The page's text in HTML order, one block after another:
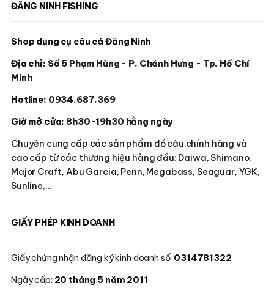
ĐĂNG NINH FISHING
Shop dụng cụ câu cá Đăng Ninh
Địa chỉ: Số 5 Phạm Hùng - P. Chánh Hưng - Tp. Hồ Chí
Minh
Hotline: 0934.687.369
Giờ mở cửa: 8h30-19h30 hằng ngày
Chuyên cung cấp các sản phẩm đồ câu chính hãng và
cao cấp từ các thương hiệu hàng đầu: Daiwa, Shimano,
Major Craft, Abu Garcia, Penn, Megabass, Seaguar, YGK,
Sunline,...
GIẤY PHÉP KINH DOANH
Giấy chứng nhận đăng ký kinh doanh số: 0314781322
Ngày cấp: 20 tháng 5 năm 2011